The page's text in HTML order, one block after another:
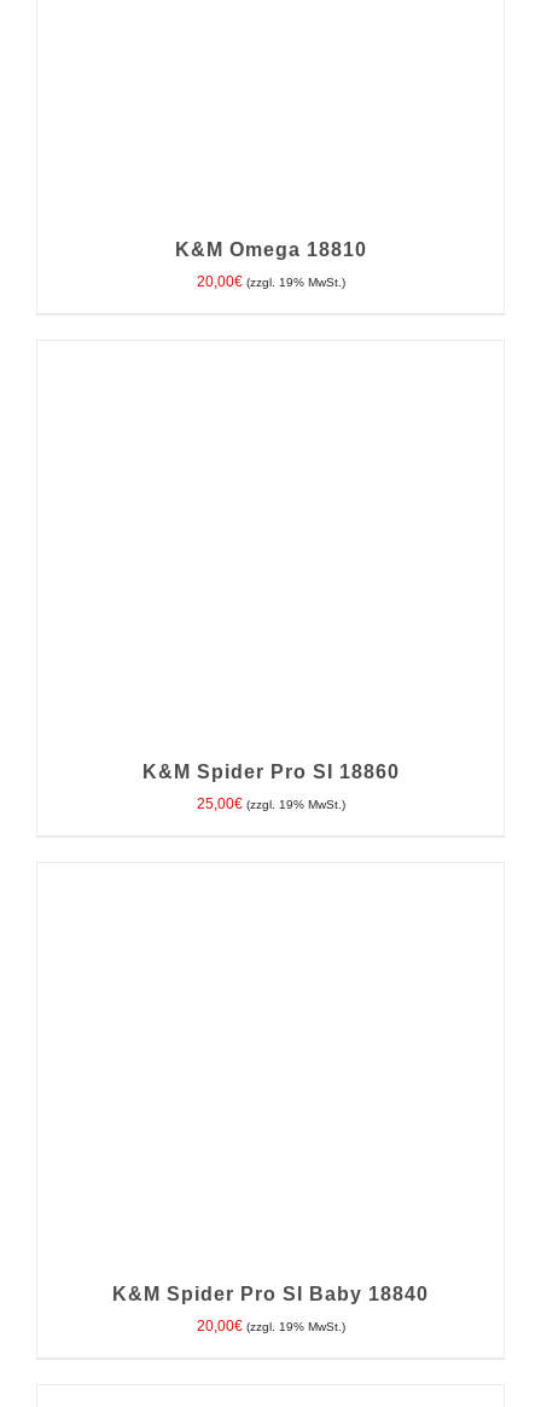
K&M Omega 18810
20,00€ (zzgl. 19% MwSt.)
K&M Spider Pro SI 18860
25,00€ (zzgl. 19% MwSt.)
K&M Spider Pro SI Baby 18840
20,00€ (zzgl. 19% MwSt.)